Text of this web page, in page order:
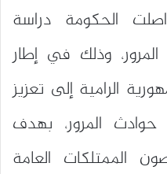
الحكومة دراسة
وذلك في إطار
الرامية إلى تعزيز
حوادث المرور، بهدف
الممتلكات العامة